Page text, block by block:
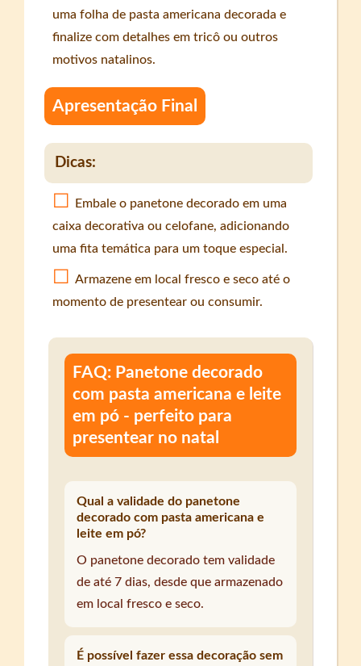
uma folha de pasta americana decorada e
finalize com detalhes em tricô ou outros
motivos natalinos.
Apresentação Final
Dicas:
Embale o panetone decorado em uma
caixa decorativa ou celofane, adicionando
uma fita temática para um toque especial.
Armazene em local fresco e seco até o
momento de presentear ou consumir.
FAQ: Panetone decorado
com pasta americana e leite
em pó - perfeito para
presentear no natal
Qual a validade do panetone
decorado com pasta americana e
leite em pó?
O panetone decorado tem validade
de até 7 dias, desde que armazenado
em local fresco e seco.
É possível fazer essa decoração sem